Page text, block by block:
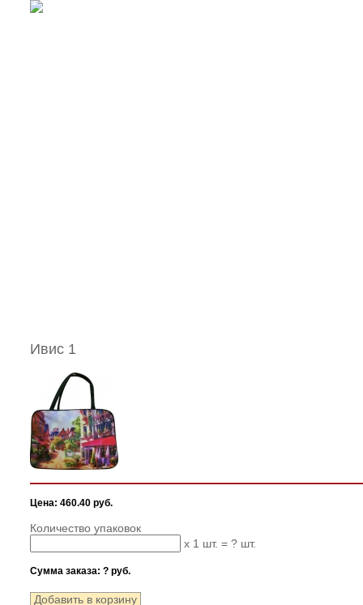
Ивис 1
Цена: 460.40 руб.
Количество упаковок
x 1 шт. = ? шт.
Сумма заказа: ? руб.